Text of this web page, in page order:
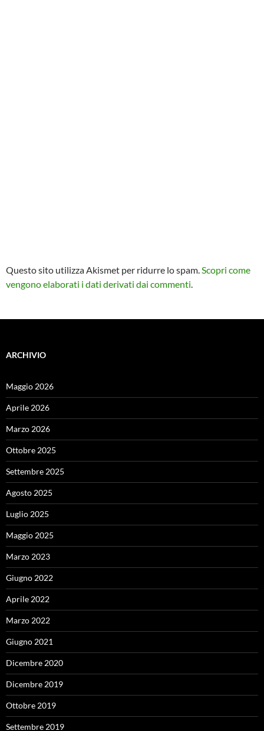
Questo sito utilizza Akismet per ridurre lo spam.Scopri come
vengono elaborati i dati derivati dai commenti.
ARCHIVIO
Maggio 2026
Aprile 2026
Marzo 2026
Ottobre 2025
Settembre 2025
Agosto 2025
Luglio 2025
Maggio 2025
Marzo 2023
Giugno 2022
Aprile 2022
Marzo 2022
Giugno 2021
Dicembre 2020
Dicembre 2019
Ottobre 2019
Settembre 2019